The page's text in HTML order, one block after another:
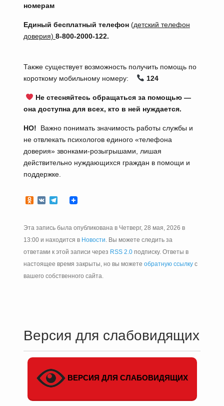
номерам
Единый бесплатный телефон (детский телефон
доверия) 8-800-2000-122.
Также существует возможность получить помощь по
короткому мобильному номеру:
124
Не стесняйтесь обращаться за помощью —
она доступна для всех, кто в ней нуждается.
НО! Важно понимать значимость работы службы и
не отвлекать психологов единого «телефона
доверия» звонками-розыгрышами, лишая
действительно нуждающихся граждан в помощи и
поддержке.
Odnoklassniki
VKTelegram
Эта запись была опубликована в Четверг, 28 мая, 2026 в
13:00 и находится в Новости. Вы можете следить за
ответами к этой записи через RSS 2.0подписку. Ответы в
настоящее время закрыты, но вы можете обратную ссылкус
вашего собственного сайта.
Версия для слабовидящих
ВЕРСИЯ ДЛЯ СЛАБОВИДЯЩИХ